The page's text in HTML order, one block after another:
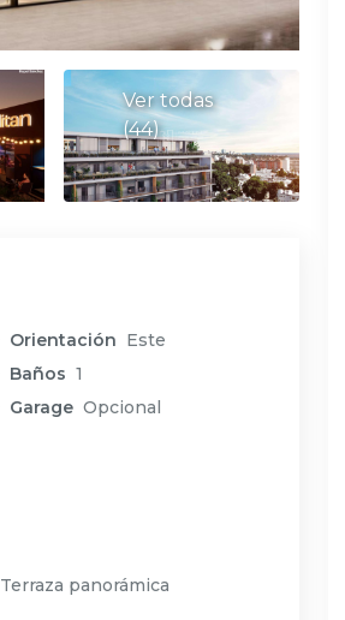
Ver todas
(44)
Orientación Este
Baños 1
Garage Opcional
Terraza panorámica